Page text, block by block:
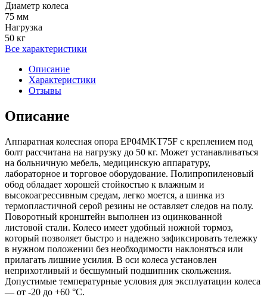
Диаметр колеса
75 мм
Нагрузка
50 кг
Все характеристики
Описание
Характеристики
Отзывы
Описание
Аппаратная колесная опора EP04MKT75F c креплением под
болт рассчитана на нагрузку до 50 кг. Может устанавливаться
на больничную мебель, медицинскую аппаратуру,
лабораторное и торговое оборудование. Полипропиленовый
обод обладает хорошей стойкостью к влажным и
высокоагрессивным средам, легко моется, а шинка из
термопластичной серой резины не оставляет следов на полу.
Поворотный кронштейн выполнен из оцинкованной
листовой стали. Колесо имеет удобный ножной тормоз,
который позволяет быстро и надежно зафиксировать тележку
в нужном положении без необходимости наклоняться или
прилагать лишние усилия. В оси колеса установлен
неприхотливый и бесшумный подшипник скольжения.
Допустимые температурные условия для эксплуатации колеса
— от -20 до +60 °С.